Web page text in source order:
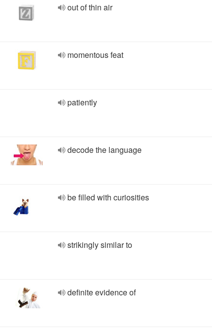
out of thin air
momentous feat
patiently
decode the language
be filled with curiosities
strikingly similar to
definite evidence of